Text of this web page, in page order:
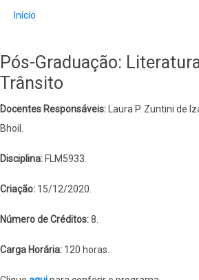
Trilha
Início
Pós-Graduação:
Trânsito
Docentes Responsáveis:
Laura P. Zuntini de
Bhoil.
Disciplina: FLM5933.
Criação: 15/12/2020.
Número de Créditos:8.
Carga Horária: 120 horas.